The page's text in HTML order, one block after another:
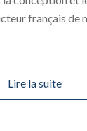
français
Lire la suite